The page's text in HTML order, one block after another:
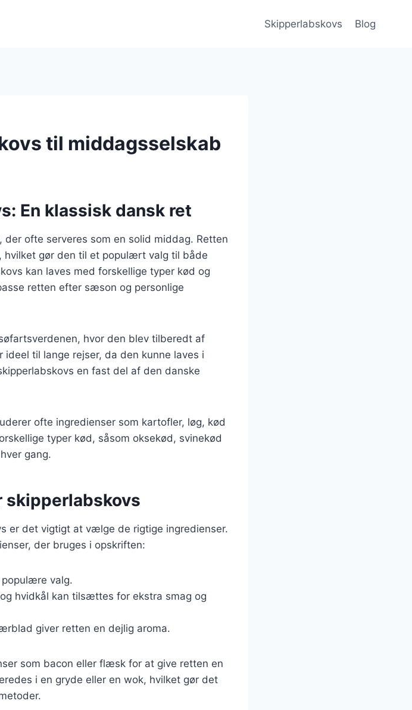
Skipperlabskovs Blog
til middagsselskab
En klassisk dansk ret
ofte serveres som en solid middag. Retten
hvilket gør den til et populært valg til både
kan laves med forskellige typer kød og
retten efter sæson og personlige
hvor den blev tilberedt af
til lange rejser, da den kunne laves i
en fast del af den danske
ofte ingredienser som kartofler, løg, kød
typer kød, såsom oksekød, svinekød
gang.
er det vigtigt at vælge de rigtige ingredienser.
der bruges i opskriften:
populære valg.
hvidkål kan tilsættes for ekstra smag og
giver retten en dejlig aroma.
som bacon eller flæsk for at give retten en
i en gryde eller en wok, hvilket gør det